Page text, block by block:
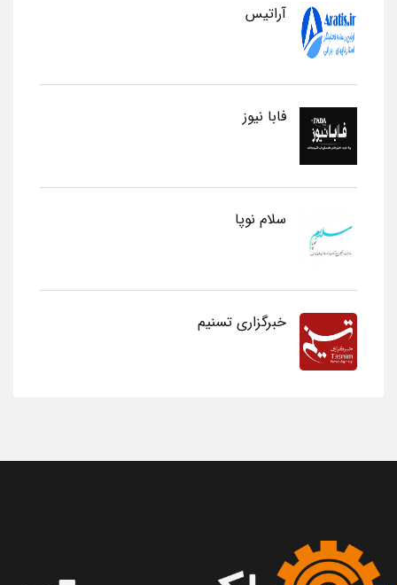
آراتیس
فابا نیوز
سلام نوپا
خبرگزاری تسنیم